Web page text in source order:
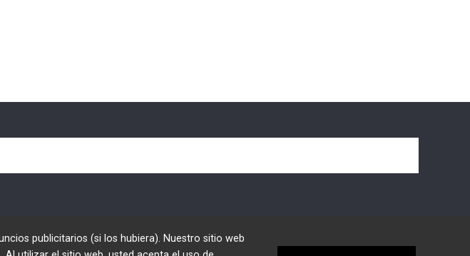
publicitarios (si los hubiera). Nuestro sitio web